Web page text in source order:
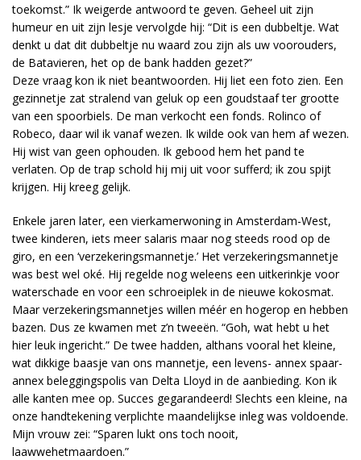
toekomst.” Ik weigerde antwoord te geven. Geheel uit zijn
humeur en uit zijn lesje vervolgde hij: “Dit is een dubbeltje. Wat
denkt u dat dit dubbeltje nu waard zou zijn als uw voorouders,
de Batavieren, het op de bank hadden gezet?”
Deze vraag kon ik niet beantwoorden. Hij liet een foto zien. Een
gezinnetje zat stralend van geluk op een goudstaaf ter grootte
van een spoorbiels. De man verkocht een fonds. Rolinco of
Robeco, daar wil ik vanaf wezen. Ik wilde ook van hem af wezen.
Hij wist van geen ophouden. Ik gebood hem het pand te
verlaten. Op de trap schold hij mij uit voor sufferd; ik zou spijt
krijgen. Hij kreeg gelijk.
Enkele jaren later, een vierkamerwoning in Amsterdam-West,
twee kinderen, iets meer salaris maar nog steeds rood op de
giro, en een ‘verzekeringsmannetje.’ Het verzekeringsmannetje
was best wel oké. Hij regelde nog weleens een uitkerinkje voor
waterschade en voor een schroeiplek in de nieuwe kokosmat.
Maar verzekeringsmannetjes willen méér en hogerop en hebben
bazen. Dus ze kwamen met z’n tweeën. “Goh, wat hebt u het
hier leuk ingericht.” De twee hadden, althans vooral het kleine,
wat dikkige baasje van ons mannetje, een levens- annex spaar-
annex beleggingspolis van Delta Lloyd in de aanbieding. Kon ik
alle kanten mee op. Succes gegarandeerd! Slechts een kleine, na
onze handtekening verplichte maandelijkse inleg was voldoende.
Mijn vrouw zei: “Sparen lukt ons toch nooit,
laawwehetmaardoen.”